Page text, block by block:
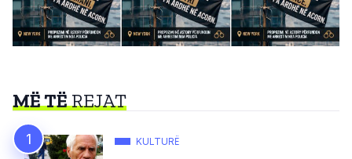
MË TËREJAT
KULTURË